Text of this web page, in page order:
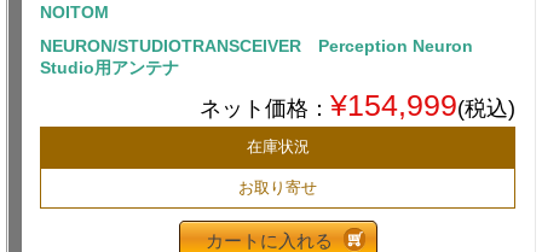
NOITOM
NEURON/STUDIOTRANSCEIVER Perception Neuron
Studio用アンテナ
ネット価格： ¥154,999(税込)
在庫状況
お取り寄せ
カートに入れる